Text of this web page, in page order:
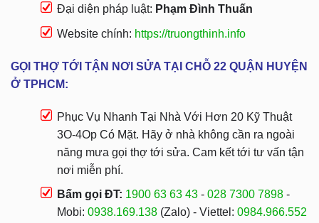
Đại diện pháp luật: Phạm Đình Thuấn
Website chính: https://truongthinh.info
GỌI THỢ TỚI TẬN NƠI SỬA TẠI CHỖ 22 QUẬN HUYỆN
Ở TPHCM:
Phục Vụ Nhanh Tại Nhà Với Hơn 20 Kỹ Thuật
3O-4Op Có Mặt. Hãy ở nhà không cần ra ngoài
năng mưa gọi thợ tới sửa. Cam kết tới tư vấn tận
nơi miễn phí.
Bấm gọi ĐT: 1900 63 63 43 - 028 7300 7898 -
Mobi: 0938.169.138 (Zalo) - Viettel: 0984.966.552